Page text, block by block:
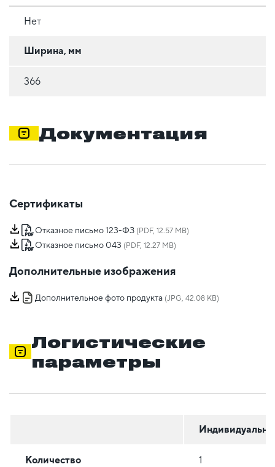
Нет
Ширина, мм
366
Документация
Сертификаты
Отказное письмо 123-ФЗ (PDF, 12.57 MB)
Отказное письмо 043 (PDF, 12.27 MB)
Дополнительные изображения
Дополнительное фото продукта (JPG, 42.08 KB)
Логистические
параметры
Количество 1